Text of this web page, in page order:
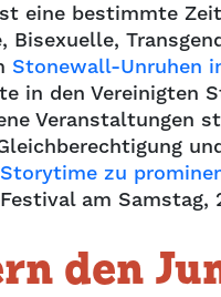
eine bestimmte
Bisexuelle,
Stonewall-Unruhen
in den Vereinigten
Veranstaltungen
Storytime zu
am Samstag,
den